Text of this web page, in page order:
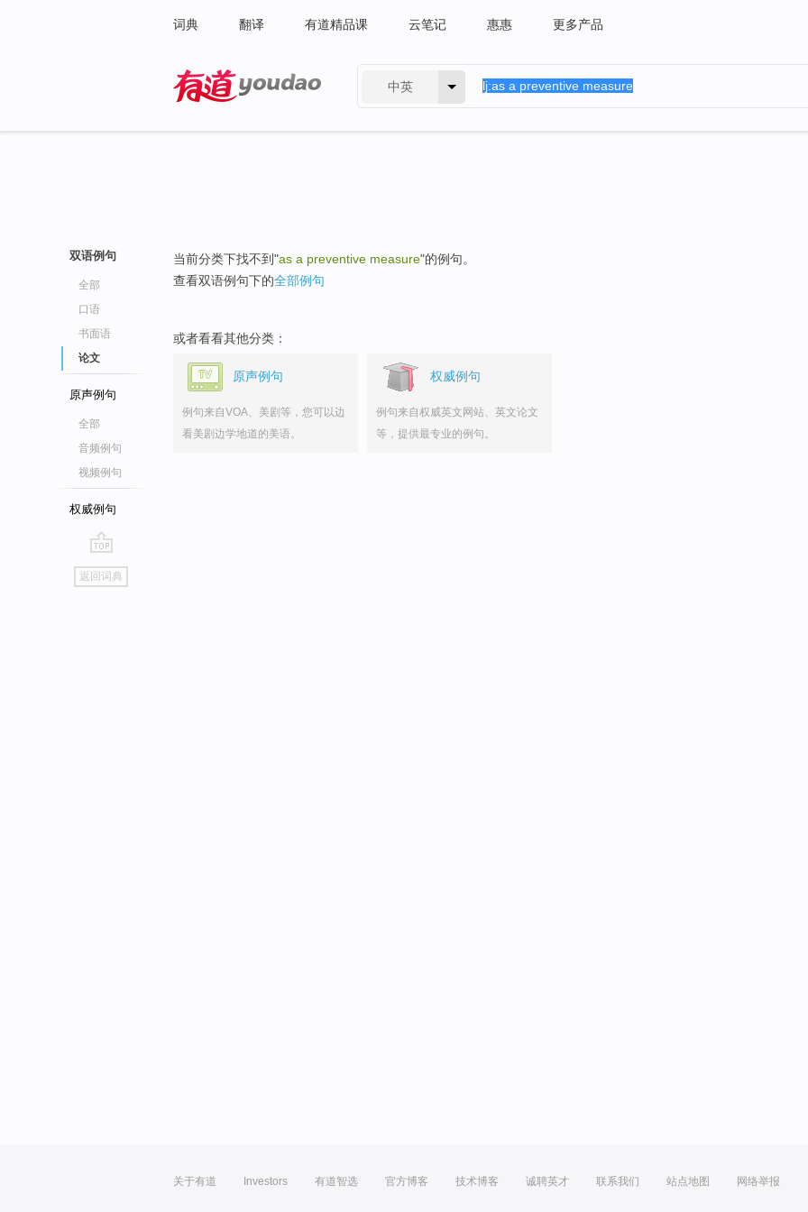
词典 翻译 有道精品课 云笔记 惠惠 更多产品
中英
双语例句
全部
口语
书面语
论文
原声例句
全部
音频例句
视频例句
权威例句
go
top
返回词典
当前分类下找不到"as a preventive measure"的例句。
查看双语例句下的全部例句
或者看看其他分类：
原声例句
例句来自VOA、美剧等，您可以边
看美剧边学地道的美语。
权威例句
例句来自权威英文网站、英文论文
等，提供最专业的例句。
关于有道 Investors 有道智选 官方博客 技术博客 诚聘英才 联系我们 站点地图 网络举报